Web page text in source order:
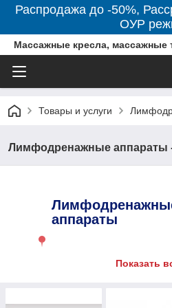
Распродажа до -50%,
ОУР
Массажные кресла, массажные
Товары и услуги
Лимфодренажные аппараты
аппараты
пневмомассаж), это
лимфатическую
Показать